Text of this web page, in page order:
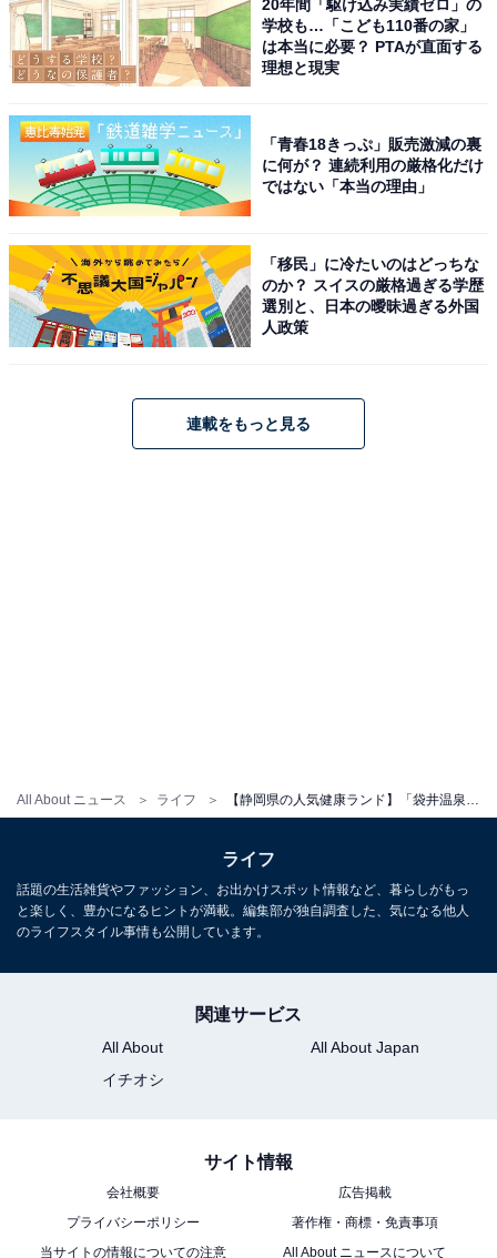
All About ニュース ライフ
アクセス・料金情報は？ 泊まれる？
アクセス
所在地：静岡県袋井市諸井2022-3
アクセス：東名高速道路 袋井I.Cからお車で約15分、JR
東海道線袋井駅から徒歩約28分、柳原南バス停より徒歩
約10分。※エコパアリーナから車で10分。
料金
※レンタルタオル・館内着等はございません。フロント
にてバスタオル（800円）、フェイスタオル（300円）等
子様は浴室への入室ができません。
平日：1,000円（子ども500円）
やプランは用意されていません。）
こちらもおすすめ
【静岡県】一般520円から！ オルゴール館から
レーシングカーまで……大人も子どもも楽しめ
20年間「駆け込み実績ゼロ」の
学校も…「こども110番の家」
は本当に必要？ PTAが直面する
理想と現実
「青春18きっぷ」販売激減の裏
に何が？ 連続利用の厳格化だけ
ではない「本当の理由」
「移民」に冷たいのはどっちな
のか？ スイスの厳格過ぎる学歴
選別と、日本の曖昧過ぎる外国
人政策
連載をもっと見る
ライフ
話題の生活雑貨やファッション、お出かけスポット情報など、暮らしがもっ
と楽しく、豊かになるヒントが満載。編集部が独自調査した、気になる他人
のライフスタイル事情も公開しています。
関連サービス
All About
All About Japan
イチオシ
サイト情報
会社概要
広告掲載
プライバシーポリシー
著作権・商標・免責事項
当サイトの情報についての注意
All About ニュースについて